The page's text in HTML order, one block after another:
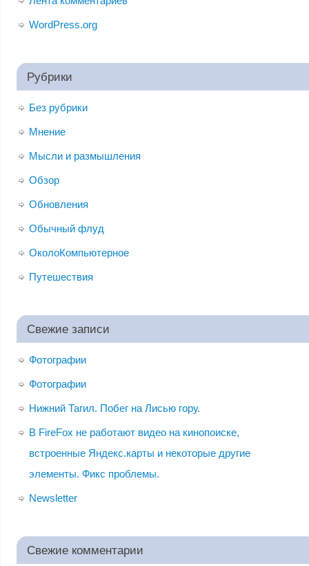
WordPress.org
Рубрики
Без рубрики
Мнение
Мысли и размышления
Обзор
Обновления
Обычный флуд
ОколоКомпьютерное
Путешествия
Свежие записи
Фотографии
Фотографии
Нижний Тагил. Побег на Лисью гору.
В FireFox не работают видео на кинопоиске,
встроенные Яндекс.карты и некоторые другие
элементы. Фикс проблемы.
Newsletter
Свежие комментарии